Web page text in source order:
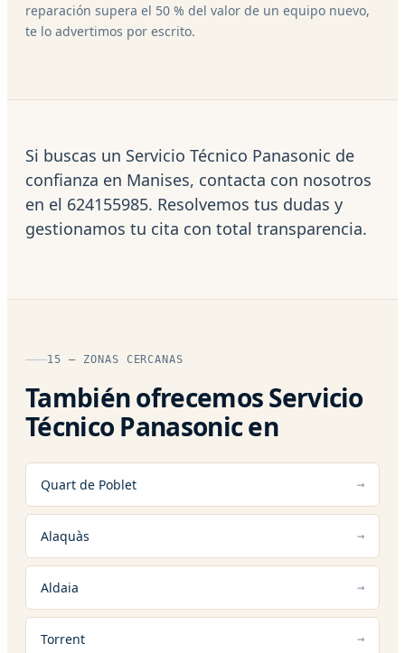
reparación supera el 50 % del valor de un equipo nuevo,
te lo advertimos por escrito.
Si buscas un Servicio Técnico Panasonic de
confianza en Manises, contacta con nosotros
en el 624155985. Resolvemos tus dudas y
gestionamos tu cita con total transparencia.
15 — ZONAS CERCANAS
También ofrecemos Servicio
Técnico Panasonic en
Quart de Poblet
Alaquàs
Aldaia
Torrent